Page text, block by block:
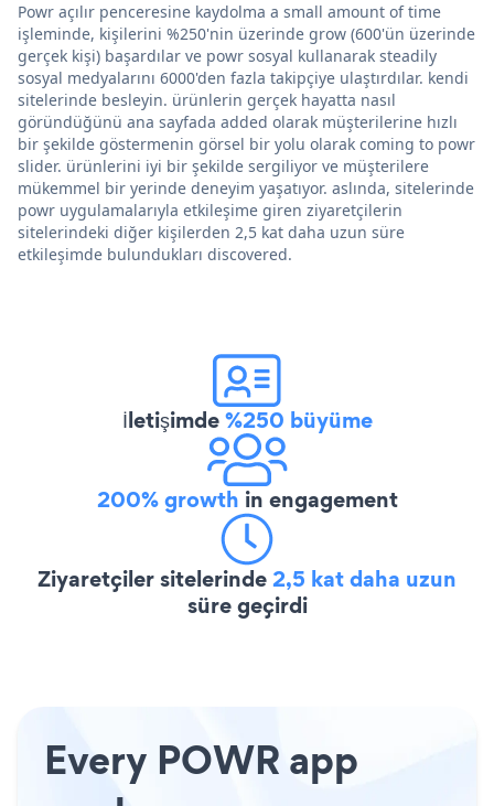
Powr açılır penceresine kaydolma a small amount of time
işleminde, kişilerini %250'nin üzerinde grow (600'ün üzerinde
gerçek kişi) başardılar ve powr sosyal kullanarak steadily
sosyal medyalarını 6000'den fazla takipçiye ulaştırdılar. kendi
sitelerinde besleyin. ürünlerin gerçek hayatta nasıl
göründüğünü ana sayfada added olarak müşterilerine hızlı
bir şekilde göstermenin görsel bir yolu olarak coming to powr
slider. ürünlerini iyi bir şekilde sergiliyor ve müşterilere
mükemmel bir yerinde deneyim yaşatıyor. aslında, sitelerinde
powr uygulamalarıyla etkileşime giren ziyaretçilerin
sitelerindeki diğer kişilerden 2,5 kat daha uzun süre
etkileşimde bulundukları discovered.
İletişimde%250 büyüme
200% growth in engagement
Ziyaretçiler sitelerinde2,5 kat daha uzun
süre geçirdi
Every POWR app